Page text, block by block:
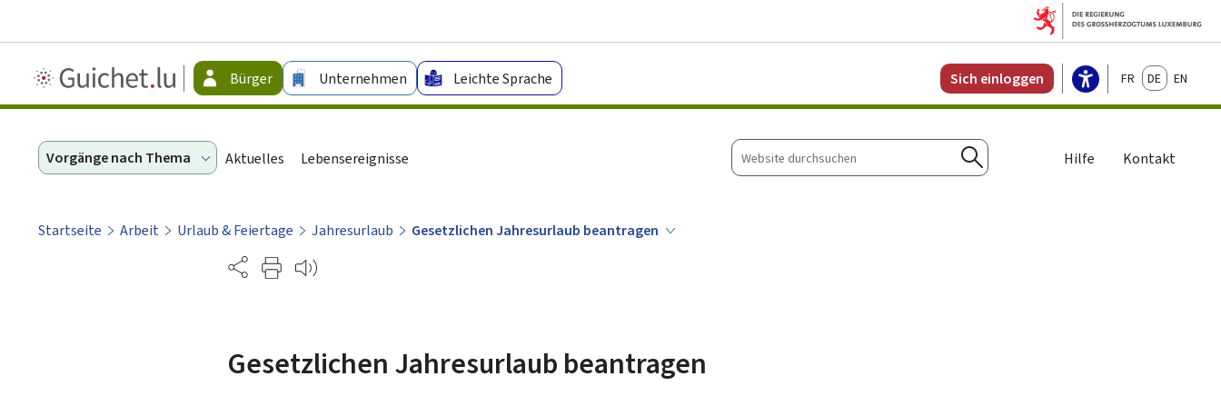
Guichet.lu
-
Bürger Unternehmen Leichte Sprache Sich einloggen FrançaisDeutschEnglish
Vorgänge nach Thema Aktuelles Lebensereignisse
Website
durchsuchen
Suchen
Hilfe Kontakt
Startseite Arbeit Urlaub & Feiertage Jahresurlaub
Gesetzlichen Jahresurlaub beantragen
Partage
Gesetzlichen Jahresurlaub beantragen